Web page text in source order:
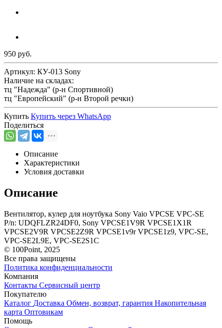
950 руб.
Артикул: КУ-013 Sony
Наличие на складах:
тц "Надежда" (р-н Спортивной)
тц "Европейский" (р-н Второй речки)
Купить Купить через WhatsApp
Поделиться
Описание
Характеристики
Условия доставки
Описание
Вентилятор, кулер для ноутбука Sony Vaio VPCSE VPC-SE
P/n: UDQFLZR24DF0, Sony VPCSE1V9R VPCSE1X1R
VPCSE2V9R VPCSE2Z9R VPCSE1v9r VPCSE1z9, VPC-SE,
VPC-SE2L9E, VPC-SE2S1C
© 100Point, 2025
Все права защищены
Политика конфиденциальности
Компания
Контакты Сервисный центр
Покупателю
Каталог Доставка Обмен, возврат, гарантия Накопительная
карта Оптовикам
Помощь